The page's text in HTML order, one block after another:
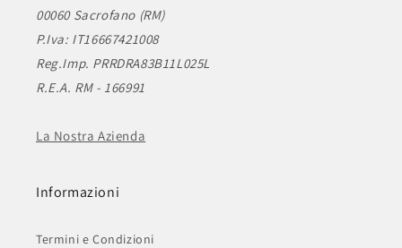
00060 Sacrofano (RM)
P.Iva: IT16667421008
Reg.Imp. PRRDRA83B11L025L
R.E.A. RM - 166991
La Nostra Azienda
Informazioni
Termini e Condizioni